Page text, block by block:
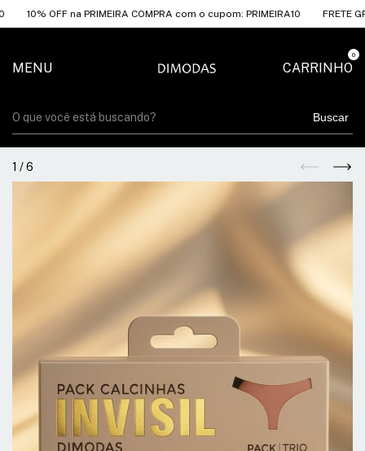
OFF na PRIMEIRA COMPRA com o cupom: PRIMEIRA10 FRETE GRÁTIS
MENU CARRINHO
0
Buscar
1 /6